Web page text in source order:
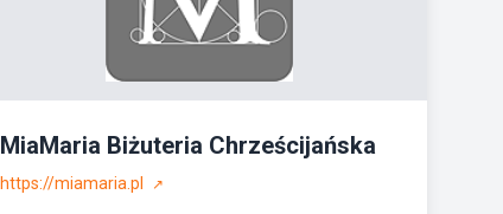
MiaMaria Biżuteria Chrześcijańska
https://miamaria.pl ↗